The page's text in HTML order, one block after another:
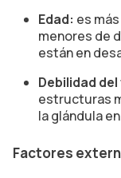
Edad: es
menores de
están en
Debilidad
estructuras
la glándula
Factores